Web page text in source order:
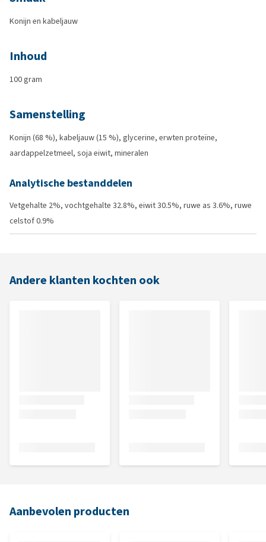
Konijn en kabeljauw
Inhoud
100 gram
Samenstelling
Konijn (68 %), kabeljauw (15 %), glycerine, erwten proteïne,
aardappelzetmeel, soja eiwit, mineralen
Analytische bestanddelen
Vetgehalte 2%, vochtgehalte 32.8%, eiwit 30.5%, ruwe as 3.6%, ruwe
celstof 0.9%
Andere klanten kochten ook
Aanbevolen producten